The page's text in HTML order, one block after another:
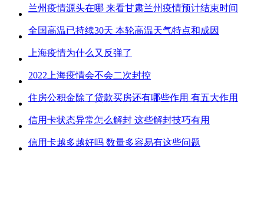
兰州疫情源头在哪 来看甘肃兰州疫情预计结束时间
全国高温已持续30天 本轮高温天气特点和成因
上海疫情为什么又反弹了
2022上海疫情会不会二次封控
住房公积金除了贷款买房还有哪些作用 有五大作用
信用卡状态异常怎么解封 这些解封技巧有用
信用卡越多越好吗 数量多容易有这些问题